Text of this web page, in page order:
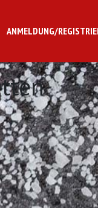
ANMELDUNG/